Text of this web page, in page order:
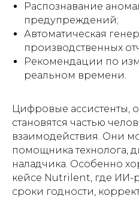
Распознавание
предупреждений;
Автоматическая
производственных
Рекомендации по
реальном времени.
Цифровые ассистенты,
становятся частью
взаимодействия. Они
помощника технолога,
наладчика. Особенно
кейсе Nutrilent, где
сроки годности,